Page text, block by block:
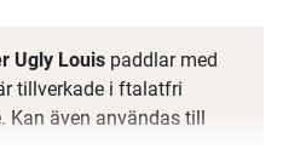
Ugly Louis paddlar med
tillverkade i ftalatfri
Kan även användas till